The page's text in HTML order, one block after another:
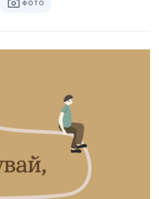
ФОТО